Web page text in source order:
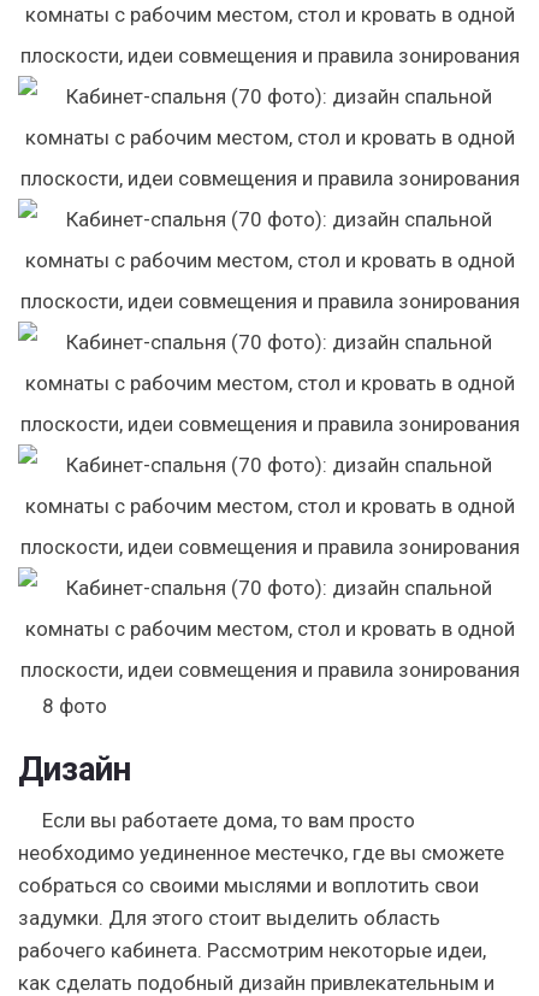
8 фото
Дизайн
Если вы работаете дома, то вам просто
необходимо уединенное местечко, где вы сможете
собраться со своими мыслями и воплотить свои
задумки. Для этого стоит выделить область
рабочего кабинета. Рассмотрим некоторые идеи,
как сделать подобный дизайн привлекательным и